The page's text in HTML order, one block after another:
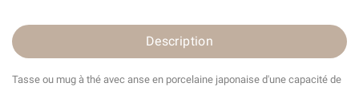
Description
Tasse ou mug à thé avec anse en porcelaine japonaise d'une capacité de